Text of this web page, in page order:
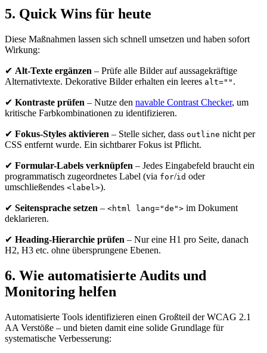
5. Quick Wins für heute
Diese Maßnahmen lassen sich schnell umsetzen und haben sofort
Wirkung:
✔ Alt-Texte ergänzen – Prüfe alle Bilder auf aussagekräftige
Alternativtexte. Dekorative Bilder erhalten ein leeres alt="" .
✔ Kontraste prüfen – Nutze den navable Contrast Checker, um
kritische Farbkombinationen zu identifizieren.
✔ Fokus-Styles aktivieren – Stelle sicher, dass outline nicht per
CSS entfernt wurde. Ein sichtbarer Fokus ist Pflicht.
✔ Formular-Labels verknüpfen – Jedes Eingabefeld braucht ein
programmatisch zugeordnetes Label (via for/id oder
umschließendes <label>).
✔ Seitensprache setzen – <html lang="de"> im Dokument
deklarieren.
✔ Heading-Hierarchie prüfen – Nur eine H1 pro Seite, danach
H2, H3 etc. ohne übersprungene Ebenen.
6. Wie automatisierte Audits und
Monitoring helfen
Automatisierte Tools identifizieren einen Großteil der WCAG 2.1
AA Verstöße – und bieten damit eine solide Grundlage für
systematische Verbesserung: